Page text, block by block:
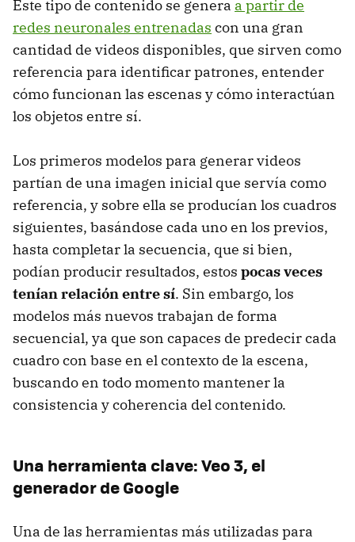
Este tipo de contenido se genera a partir de
redes neuronales entrenadas con una gran
cantidad de videos disponibles, que sirven como
referencia para identificar patrones, entender
cómo funcionan las escenas y cómo interactúan
los objetos entre sí.
Los primeros modelos para generar videos
partían de una imagen inicial que servía como
referencia, y sobre ella se producían los cuadros
siguientes, basándose cada uno en los previos,
hasta completar la secuencia, que si bien,
podían producir resultados, estos pocas veces
tenían relación entre sí. Sin embargo, los
modelos más nuevos trabajan de forma
secuencial, ya que son capaces de predecir cada
cuadro con base en el contexto de la escena,
buscando en todo momento mantener la
consistencia y coherencia del contenido.
Una herramienta clave: Veo 3, el
generador de Google
Una de las herramientas más utilizadas para